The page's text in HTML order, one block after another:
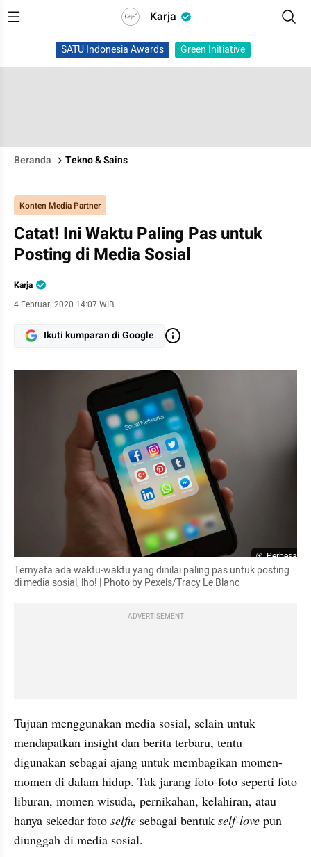
Karja
SATU Indonesia Awards Green Initiative
Beranda Tekno & Sains
Konten Media Partner
Catat! Ini Waktu Paling Pas untuk
Posting di Media Sosial
Karja
4 Februari 2020 14:07 WIB
Ikuti kumparan di Google
Perbesar
Ternyata ada waktu-waktu yang dinilai paling pas untuk posting
di media sosial, lho! | Photo by Pexels/Tracy Le Blanc
ADVERTISEMENT
Tujuan menggunakan media sosial, selain untuk
mendapatkan insight dan berita terbaru, tentu
digunakan sebagai ajang untuk membagikan momen-
momen di dalam hidup. Tak jarang foto-foto seperti foto
liburan, momen wisuda, pernikahan, kelahiran, atau
hanya sekedar foto selfie sebagai bentuk self-love pun
diunggah di media sosial.